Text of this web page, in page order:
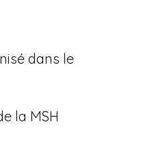
dans le
la MSH